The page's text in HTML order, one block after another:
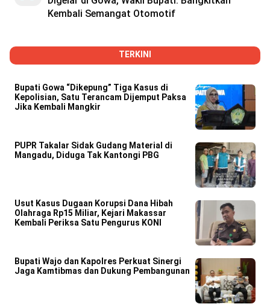
Kembali Semangat Otomotif
TERKINI
Bupati Gowa “Dikepung” Tiga Kasus di
Kepolisian, Satu Terancam Dijemput Paksa
Jika Kembali Mangkir
PUPR Takalar Sidak Gudang Material di
Mangadu, Diduga Tak Kantongi PBG
Usut Kasus Dugaan Korupsi Dana Hibah
Olahraga Rp15 Miliar, Kejari Makassar
Kembali Periksa Satu Pengurus KONI
Bupati Wajo dan Kapolres Perkuat Sinergi
Jaga Kamtibmas dan Dukung Pembangunan